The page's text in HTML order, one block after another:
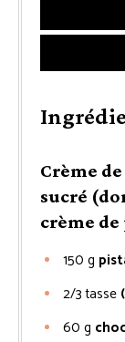
Crème
sucré
crème
150 g
2/3tasse
60 g